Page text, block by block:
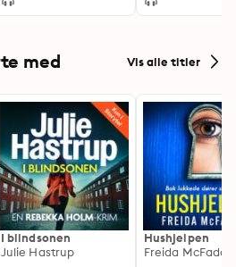
med Vis alle titler
I blindsonen
Julie Hastrup
Hushjelpen
Freida